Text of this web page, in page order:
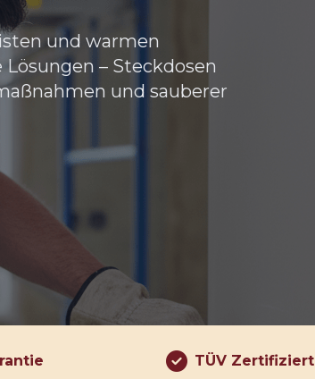
und warmen
– Steckdosen
und sauberer
TÜV Zertifiziert